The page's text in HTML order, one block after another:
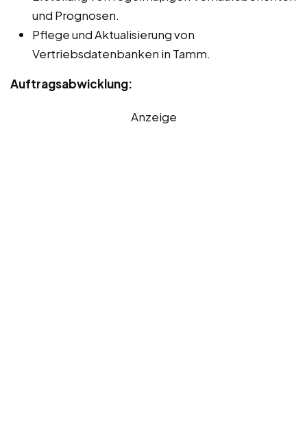
und Prognosen.
Pflege und Aktualisierung von
Vertriebsdatenbanken in Tamm.
Auftragsabwicklung:
Anzeige